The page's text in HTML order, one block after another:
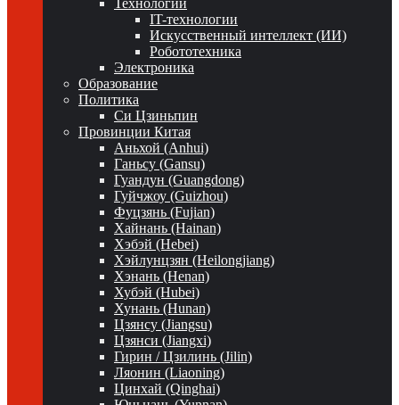
Технологии
IT-технологии
Искусственный интеллект (ИИ)
Робототехника
Электроника
Образование
Политика
Си Цзиньпин
Провинции Китая
Аньхой (Anhui)
Ганьсу (Gansu)
Гуандун (Guangdong)
Гуйчжоу (Guizhou)
Фуцзянь (Fujian)
Хайнань (Hainan)
Хэбэй (Hebei)
Хэйлунцзян (Heilongjiang)
Хэнань (Henan)
Хубэй (Hubei)
Хунань (Hunan)
Цзянсу (Jiangsu)
Цзянси (Jiangxi)
Гирин / Цзилинь (Jilin)
Ляонин (Liaoning)
Цинхай (Qinghai)